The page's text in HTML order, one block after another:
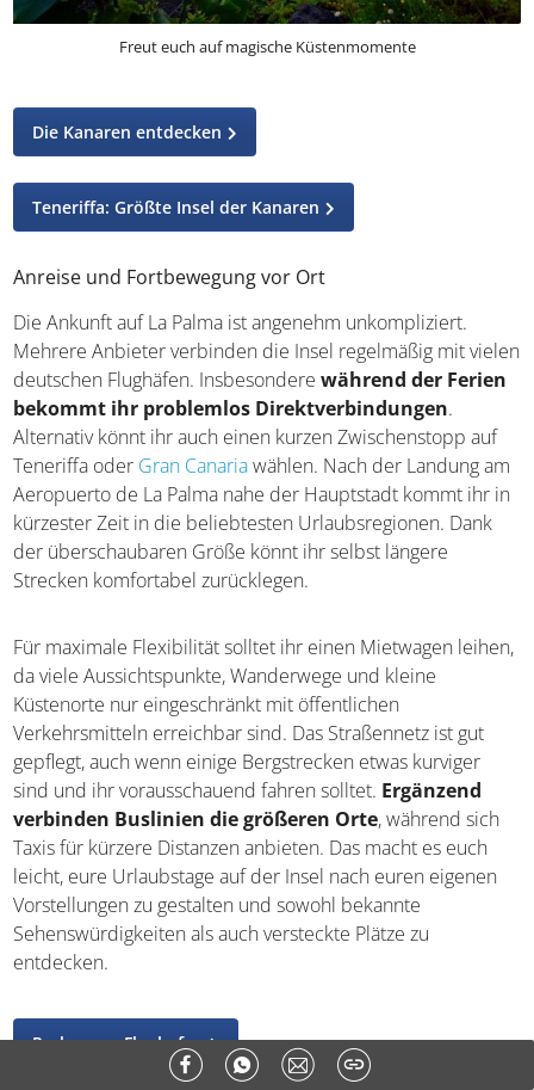
Freut euch auf magische Küstenmomente
Die Kanaren entdecken
Teneriffa: Größte Insel der Kanaren
Anreise und Fortbewegung vor Ort
Die Ankunft auf La Palma ist angenehm unkompliziert.
Mehrere Anbieter verbinden die Insel regelmäßig mit vielen
deutschen Flughäfen. Insbesonderewährend der Ferien
bekommt ihr problemlos Direktverbindungen.
Alternativ könnt ihr auch einen kurzen Zwischenstopp auf
Teneriffa oder Gran Canariawählen. Nach der Landung am
Aeropuerto de La Palma nahe der Hauptstadt kommt ihr in
kürzester Zeit in die beliebtesten Urlaubsregionen. Dank
der überschaubaren Größe könnt ihr selbst längere
Strecken komfortabel zurücklegen.
Für maximale Flexibilität solltet ihr einen Mietwagen leihen,
da viele Aussichtspunkte, Wanderwege und kleine
Küstenorte nur eingeschränkt mit öffentlichen
Verkehrsmitteln erreichbar sind. Das Straßennetz ist gut
gepflegt, auch wenn einige Bergstrecken etwas kurviger
sind und ihr vorausschauend fahren solltet. Ergänzend
verbinden Buslinien die größeren Orte, während sich
Taxis für kürzere Distanzen anbieten. Das macht es euch
leicht, eure Urlaubstage auf der Insel nach euren eigenen
Vorstellungen zu gestalten und sowohl bekannte
Sehenswürdigkeiten als auch versteckte Plätze zu
entdecken.
Parken am Flughafen